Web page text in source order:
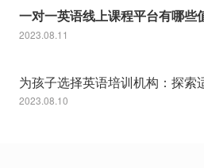
2023.08.11
2023.08.10